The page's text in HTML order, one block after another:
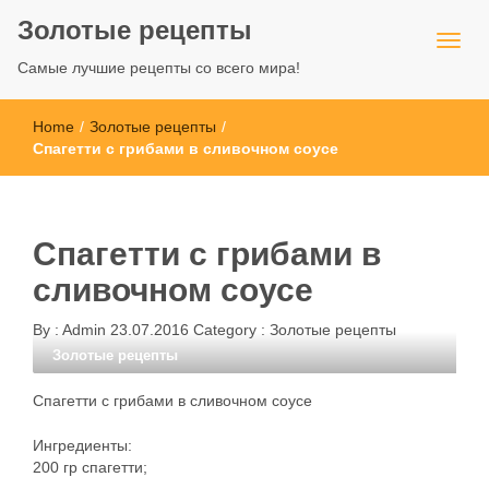
Золотые рецепты
Самые лучшие рецепты со всего мира!
Home / Золотые рецепты /
Спагетти с грибами в сливочном соусе
Спагетти с грибами в
сливочном соусе
By : Admin 23.07.2016 Category : Золотые рецепты
Золотые рецепты
Спагетти с грибами в сливочном соусе
Ингредиенты:
200 гр спагетти;